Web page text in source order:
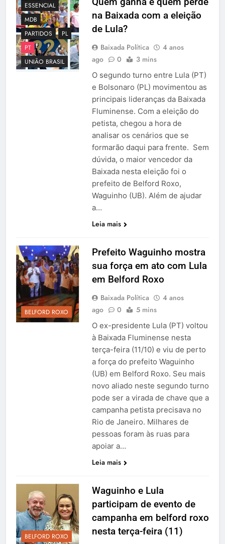
ESSENCIAL
MDB
PARTIDOS
PL
PT
UNIÃO BRASIL
na Baixada com a eleição
de Lula?
Baixada Política
4 anos
ago
0 3 mins
O segundo turno entre Lula (PT)
e Bolsonaro (PL) movimentou as
principais lideranças da Baixada
Fluminense. Com a eleição do
petista, chegou a hora de
analisar os cenários que se
formarão daqui para frente. Sem
dúvida, o maior vencedor da
Baixada nesta eleição foi o
prefeito de Belford Roxo,
Waguinho (UB). Além de ajudar
a…
Leia mais
BELFORD ROXO
Prefeito Waguinho mostra
sua força em ato com Lula
em Belford Roxo
Baixada Política
4 anos
ago
0 5 mins
O ex-presidente Lula (PT) voltou
à Baixada Fluminense nesta
terça-feira (11/10) e viu de perto
a força do prefeito Waguinho
(UB) em Belford Roxo. Seu mais
novo aliado neste segundo turno
pode ser a virada de chave que a
campanha petista precisava no
Rio de Janeiro. Milhares de
pessoas foram às ruas para
apoiar a…
Leia mais
BELFORD ROXO
Waguinho e Lula
participam de evento de
campanha em belford roxo
nesta terça-feira (11)